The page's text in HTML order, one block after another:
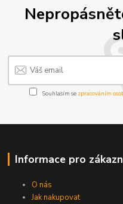
Souhlasím se zpracováním
Informace pro
O nás
Jak nakupovat